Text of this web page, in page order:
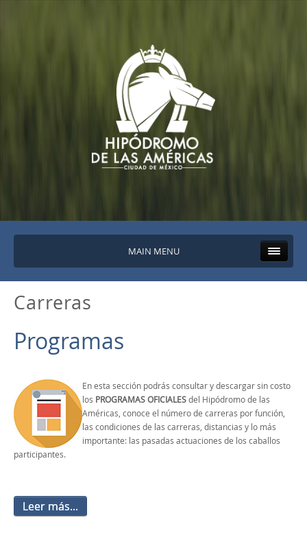
MAIN MENU
Carreras
Programas
En esta sección podrás consultar y descargar sin costo
los PROGRAMAS OFICIALESdel Hipódromo de las
Américas, conoce el número de carreras por función,
las condiciones de las carreras, distancias y lo más
importante: las pasadas actuaciones de los caballos
participantes.
Leer más...